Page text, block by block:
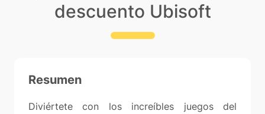
descuento Ubisoft
Resumen
Diviértete con los increíbles juegos del